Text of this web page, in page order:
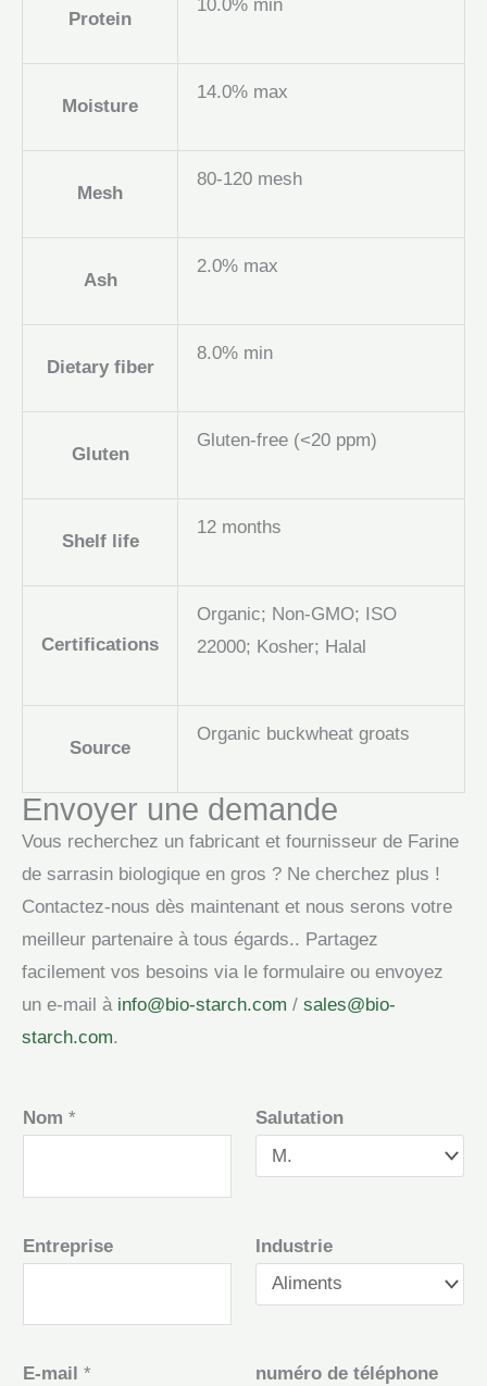
Protein
10.0% min
Moisture
14.0% max
Mesh
80-120 mesh
Ash
2.0% max
Dietary fiber
8.0% min
Gluten
Gluten-free (<20 ppm)
Shelf life
12 months
Certifications
Organic; Non-GMO; ISO
22000; Kosher; Halal
Source
Organic buckwheat groats
Envoyer une demande
Vous recherchez un fabricant et fournisseur de Farine
de sarrasin biologique en gros ? Ne cherchez plus !
Contactez-nous dès maintenant et nous serons votre
meilleur partenaire à tous égards.. Partagez
facilement vos besoins via le formulaire ou envoyez
un e-mail à info@bio-starch.com / sales@bio-
starch.com.
Nom * Salutation
Entreprise Industrie
E-mail * numéro de téléphone